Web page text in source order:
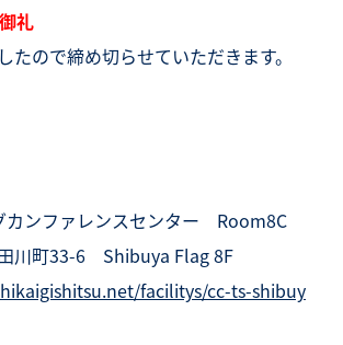
礼
ので締め切らせていただきます。
カンファレンスセンター Room8C
川町33-6 Shibuya Flag 8F
facilitys/cc-ts-shibuy